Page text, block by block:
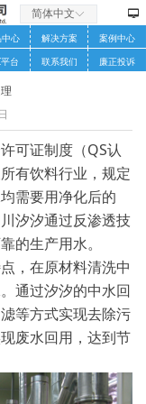
中心 解决方案
案例中心
台 联系我们 廉正投诉
넡
ꀅ
简体中文
可证制度（QS认
有饮料行业，规定
需要用净化后的
汐汐通过反渗透技
的生产用水。
，在原材料清洗中
通过汐汐的中水回
等方式实现去除污
废水回用，达到节